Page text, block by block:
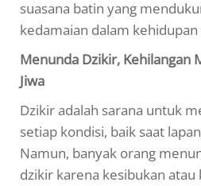
suasana batin yang
kedamaian dalam
Menunda Dzikir, Kehilangan
Jiwa
Dzikir adalah sarana untuk
setiap kondisi, baik saat
Namun, banyak orang
dzikir karena kesibukan atau